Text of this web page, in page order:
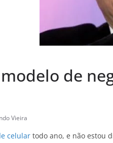
modelo de
Vieira
celular todo ano, e não estou